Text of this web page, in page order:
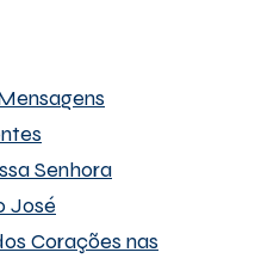
Senhora
José
Corações nas